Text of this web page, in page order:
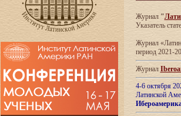
Журнал"
Указатель
Журнал
период 2021-
Журнал
4-6 октября
Латинской